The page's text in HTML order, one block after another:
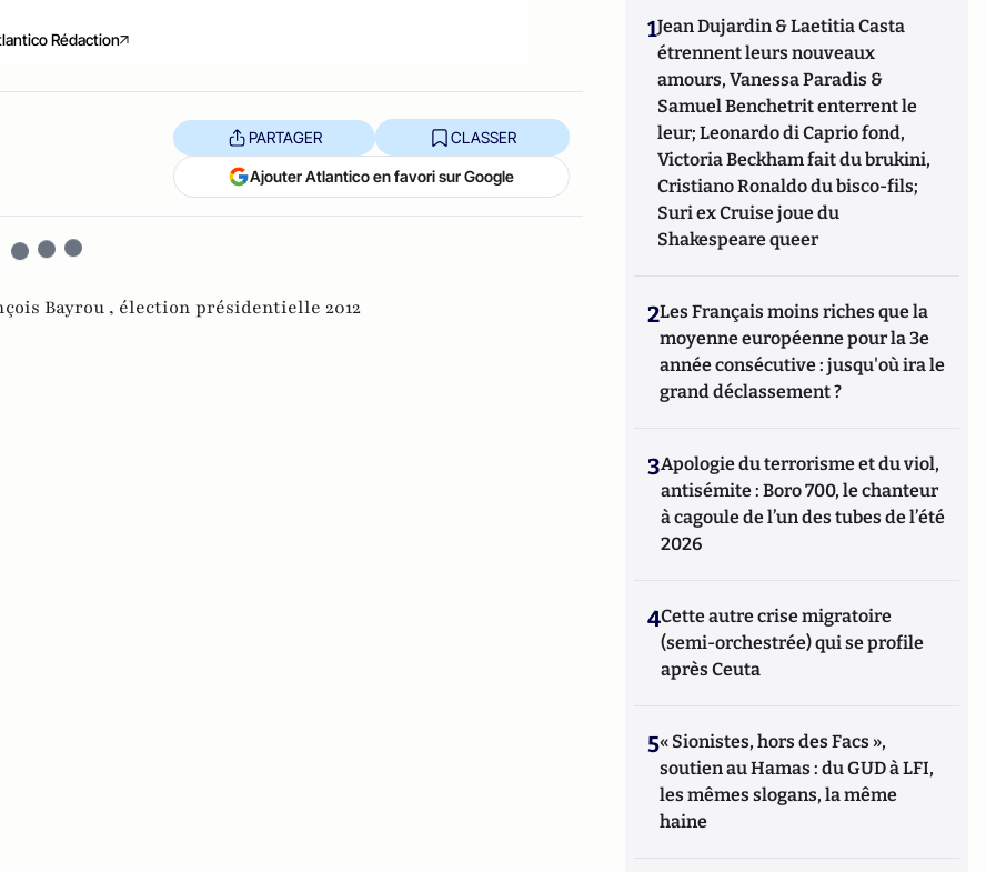
Rédaction
PARTAGER CLASSER
Ajouter Atlantico en favori sur Google
Bayrou , élection présidentielle 2012
1Jean Dujardin & Laetitia Casta
étrennent leurs nouveaux
amours, Vanessa Paradis &
Samuel Benchetrit enterrent le
leur; Leonardo di Caprio fond,
Victoria Beckham fait du brukini,
Cristiano Ronaldo du bisco-fils;
Suri ex Cruise joue du
Shakespeare queer
2Les Français moins riches que la
moyenne européenne pour la 3e
année consécutive : jusqu'où ira le
grand déclassement ?
3Apologie du terrorisme et du viol,
antisémite : Boro 700, le chanteur
à cagoule de l’un des tubes de l’été
2026
4Cette autre crise migratoire
(semi-orchestrée) qui se profile
après Ceuta
5« Sionistes, hors des Facs »,
soutien au Hamas : du GUD à LFI,
les mêmes slogans, la même
haine